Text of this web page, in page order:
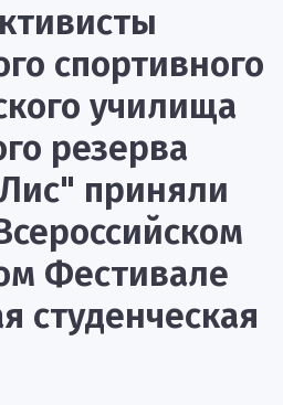
спортивного
училища
резерва
приняли
Фестивале
студенческая